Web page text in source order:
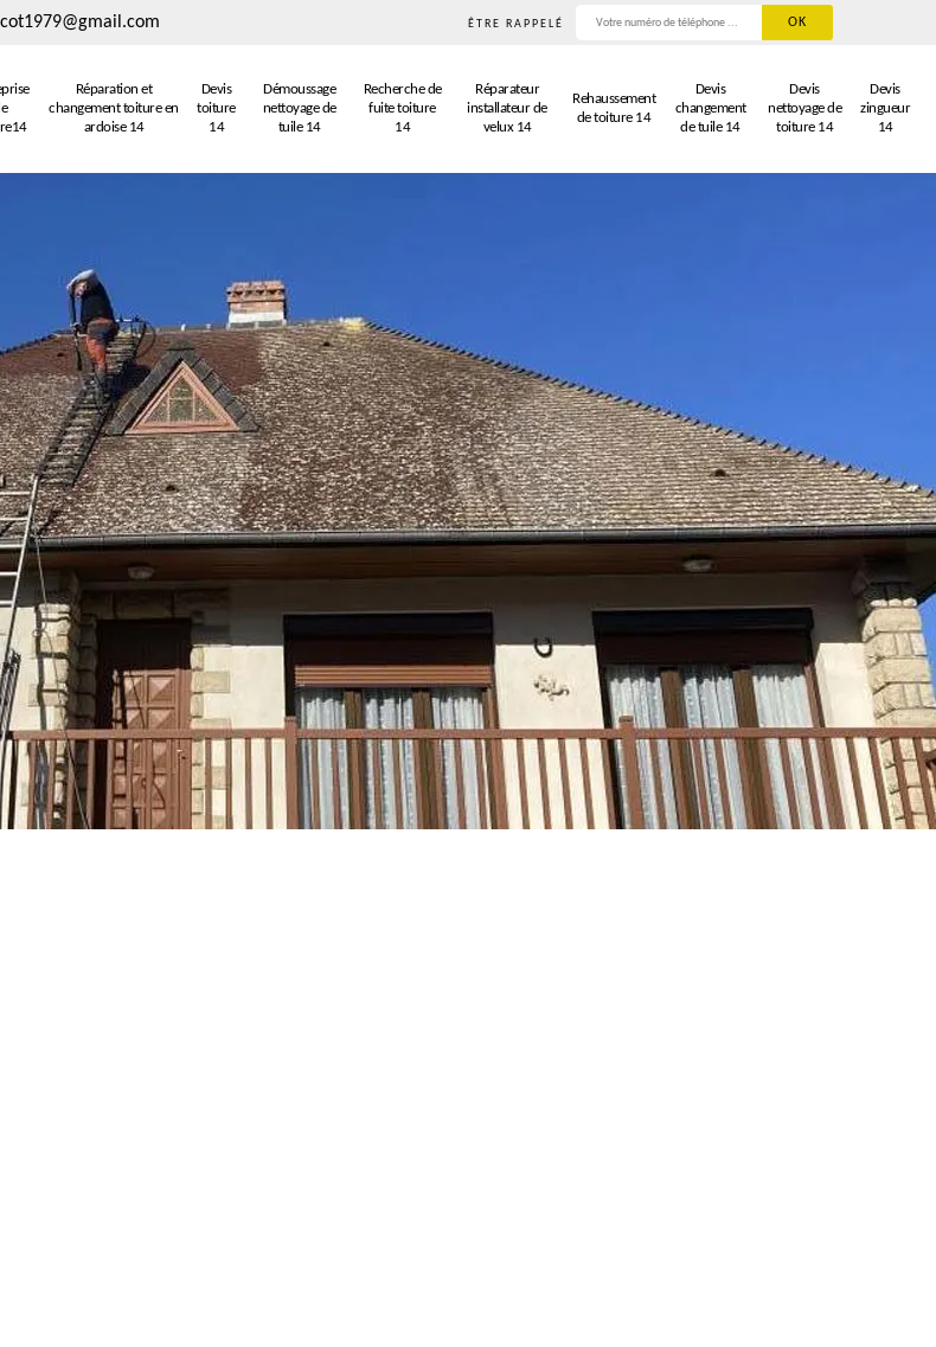
ÊTRE RAPPELÉ
Réparation et
changement toiture en
ardoise 14
Devis
toiture
14
Démoussage
nettoyage de
tuile 14
Recherche de
fuite toiture
14
Réparateur
installateur de
velux 14
Rehaussement
de toiture 14
Devis
changement
de tuile 14
Devis
nettoyage de
toiture 14
Devis
zingueur
14